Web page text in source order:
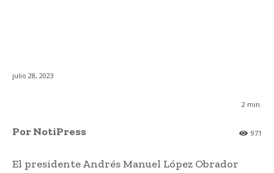
julio 28, 2023
2 min.
971
Por NotiPress
El presidente Andrés Manuel López Obrador